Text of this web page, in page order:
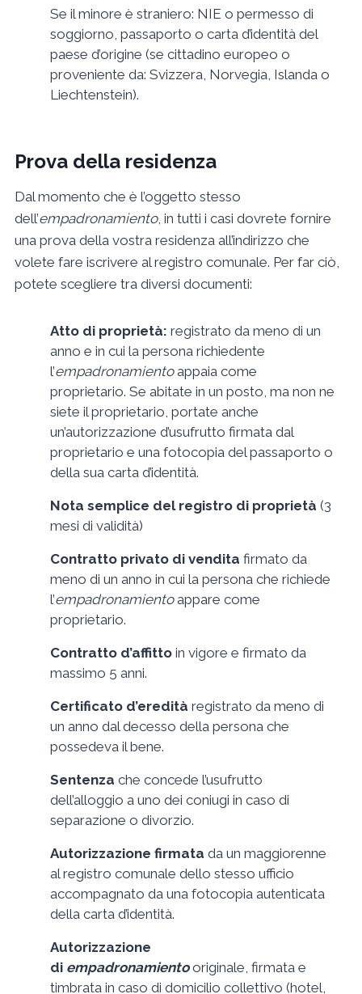
Se il minore è straniero: NIE o permesso di
soggiorno, passaporto o carta d’identità del
paese d’origine (se cittadino europeo o
proveniente da: Svizzera, Norvegia, Islanda o
Liechtenstein).
Prova della residenza
Dal momento che è l’oggetto stesso
dell’empadronamiento, in tutti i casi dovrete fornire
una prova della vostra residenza all’indirizzo che
volete fare iscrivere al registro comunale. Per far ciò,
potete scegliere tra diversi documenti:
Atto di proprietà: registrato da meno di un
anno e in cui la persona richiedente
l’empadronamientoappaia come
proprietario. Se abitate in un posto, ma non ne
siete il proprietario, portate anche
un’autorizzazione d’usufrutto firmata dal
proprietario e una fotocopia del passaporto o
della sua carta d’identità.
Nota semplice del registro di proprietà (3
mesi di validità)
Contratto privato di vendita firmato da
meno di un anno in cui la persona che richiede
l’empadronamientoappare come
proprietario.
Contratto d’affitto in vigore e firmato da
massimo 5 anni.
Certificato d’eredità registrato da meno di
un anno dal decesso della persona che
possedeva il bene.
Sentenzache concede l’usufrutto
dell’alloggio a uno dei coniugi in caso di
separazione o divorzio.
Autorizzazione firmata da un maggiorenne
al registro comunale dello stesso ufficio
accompagnato da una fotocopia autenticata
della carta d’identità.
Autorizzazione
di empadronamientooriginale, firmata e
timbrata in caso di domicilio collettivo (hotel,